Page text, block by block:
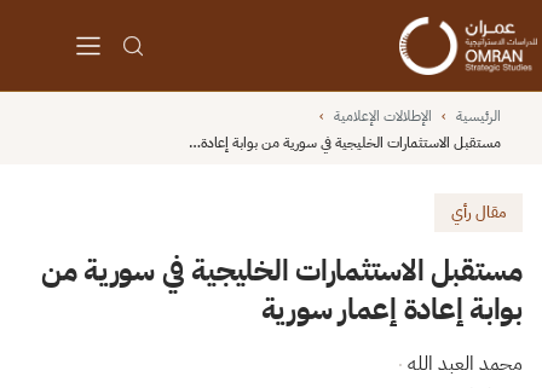
الرئيسية › الإطلالات الإعلامية ›
مستقبل الاستثمارات الخليجية في سورية من بوابة إعادة…
مقال رأي
مستقبل الاستثمارات الخليجية في سورية من
بوابة إعادة إعمار سورية
محمد العبد الله ·